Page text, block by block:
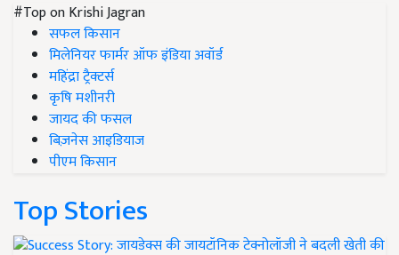
#Top on Krishi Jagran
सफल किसान
मिलेनियर फार्मर ऑफ इंडिया अवॉर्ड
महिंद्रा ट्रैक्टर्स
कृषि मशीनरी
जायद की फसल
बिज़नेस आइडियाज
पीएम किसान
Top Stories